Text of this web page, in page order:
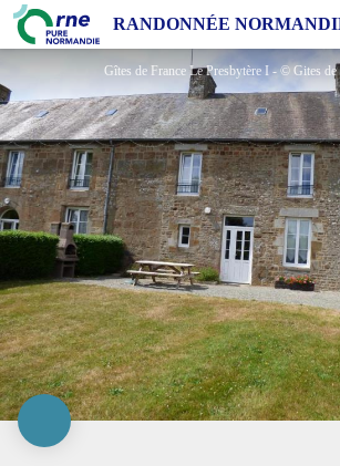
RANDONNÉE
Gîtes de France Le Presbytère I